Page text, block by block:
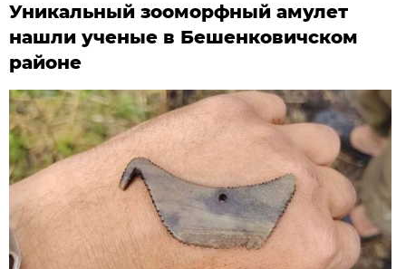
Уникальный зооморфный амулет
нашли ученые в Бешенковичском
районе